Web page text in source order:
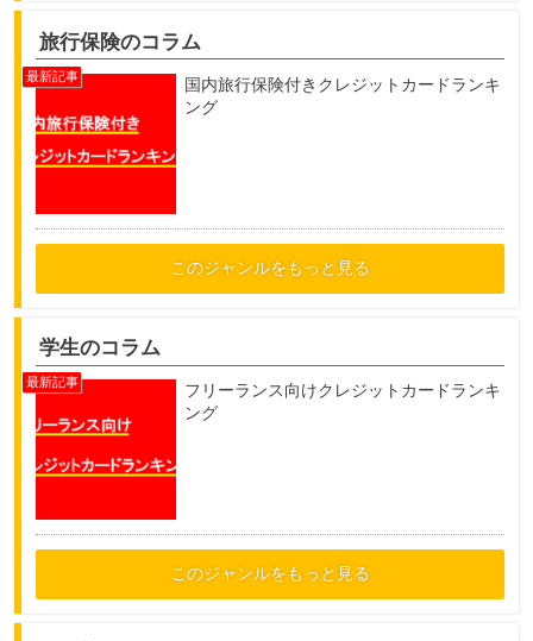
旅行保険のコラム
国内旅行保険付きクレジットカードランキ
ング
このジャンルをもっと見る
学生のコラム
フリーランス向けクレジットカードランキ
ング
このジャンルをもっと見る